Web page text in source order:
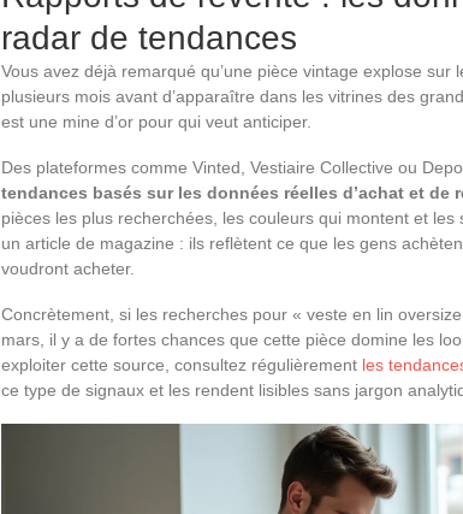
radar de tendances
Vous avez déjà remarqué qu’une pièce vintage explose sur
plusieurs mois avant d’apparaître dans les vitrines des
est une mine d’or pour qui veut anticiper.
Des plateformes comme Vinted, Vestiaire Collective ou
tendances basés sur les données réelles d’achat et de
pièces les plus recherchées, les couleurs qui montent et
un article de magazine : ils reflètent ce que les gens
voudront acheter.
Concrètement, si les recherches pour « veste en lin
mars, il y a de fortes chances que cette pièce domine les
exploiter cette source, consultez régulièrement les
ce type de signaux et les rendent lisibles sans jargon